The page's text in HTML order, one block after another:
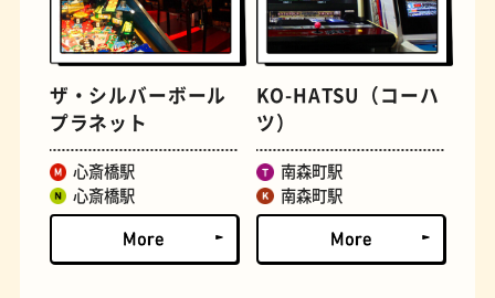
おいもスイーツ
ザ・シルバーボール
プラネット
心斎橋駅
心斎橋駅
KO-HATSU（コーハ
ツ）
南森町駅
南森町駅